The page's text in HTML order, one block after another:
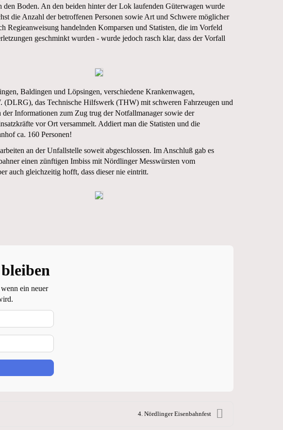
den Boden. An den beiden hinter der Lok laufenden Güterwagen wurde
die Anzahl der betroffenen Personen sowie Art und Schwere möglicher
Regieanweisung handelnden Komparsen und Statisten, die im Vorfeld
geschminkt wurden - wurde jedoch rasch klar, dass der Vorfall
Baldingen und Löpsingen, verschiedene Krankenwagen,
(DLRG), das Technische Hilfswerk (THW) mit schweren Fahrzeugen und
Informationen zum Zug trug der Notfallmanager sowie der
vor Ort versammelt. Addiert man die Statisten und die
ca. 160 Personen!
an der Unfallstelle soweit abgeschlossen. Im Anschluß gab es
einen zünftigen Imbiss mit Nördlinger Messwürsten vom
auch gleichzeitig hofft, dass dieser nie eintritt.
ein neuer
4. Nördlinger Eisenbahnfest